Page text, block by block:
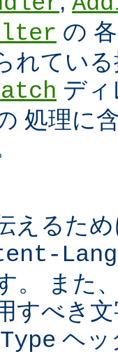
の
れてい
デ
処理に
えるた
。 また
すべき
ヘッ